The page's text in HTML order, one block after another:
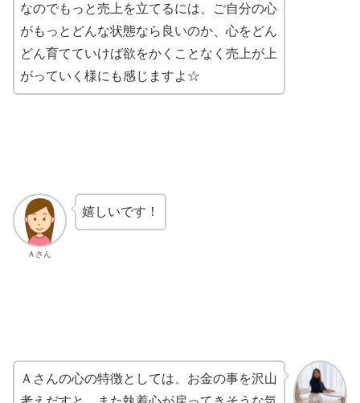
なのでもっと売上を立てるには、ご自分の心
がもっとどんな状態なら良いのか、心をどん
どん育てていけば欲をかくことなく売上が上
がっていく様にも感じますよ☆
Ａさん
嬉しいです！
Ａさんの心の特徴としては、お金の事を沢山